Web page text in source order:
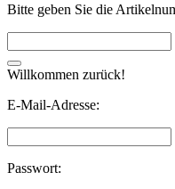
Bitte geben Sie die
Willkommen zurück!
E-Mail-Adresse:
Passwort: